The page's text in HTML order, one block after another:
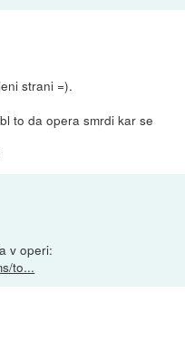
strani =).
to da opera smrdi kar se
v operi:
to...